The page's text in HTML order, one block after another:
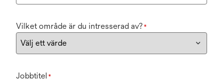
Vilket område är du intresserad av? *
Jobbtitel *